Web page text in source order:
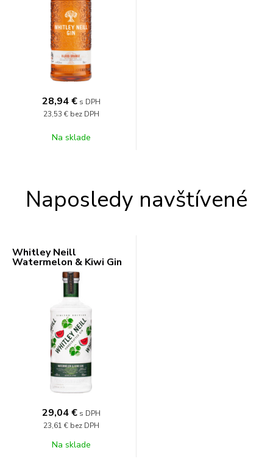
28,94 € s DPH
23,53 € bez DPH
Na sklade
Naposledy navštívené
Whitley Neill
Watermelon & Kiwi Gin
29,04 € s DPH
23,61 € bez DPH
Na sklade